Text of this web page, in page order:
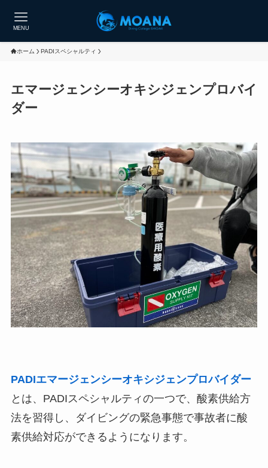
MENU
ホーム PADIスペシャルティ
エマージェンシーオキシジェンプロバイ
ダー
PADIエマージェンシーオキシジェンプロバイダー
とは、PADIスペシャルティの一つで、酸素供給方
法を習得し、ダイビングの緊急事態で事故者に酸
素供給対応ができるようになります。